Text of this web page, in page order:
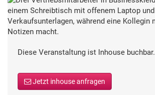
Diese Veranstaltung ist Inhouse buchbar.
Jetzt inhouse anfragen